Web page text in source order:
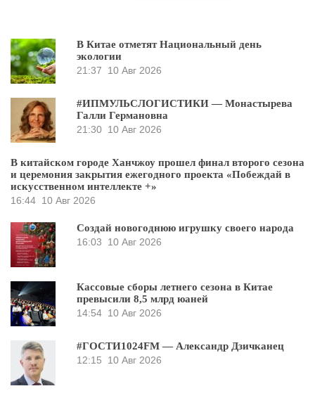
В Китае отметят Национальный день
экологии
21:37
10 Авг 2026
#ИПМУЛЬСЛОГИСТИКИ — Монастырева
Галли Германовна
21:30 10 Авг 2026
В китайском городе Ханчжоу прошел финал второго сезона
и церемония закрытия ежегодного проекта «Побеждай в
искусственном интеллекте +»
16:44 10 Авг 2026
Создай новогоднюю игрушку своего народа
16:03
10 Авг 2026
Кассовые сборы летнего сезона в Китае
превысили 8,5 млрд юаней
14:54 10 Авг 2026
#ГОСТИ1024FM — Александр Дзичканец
12:15
10 Авг 2026